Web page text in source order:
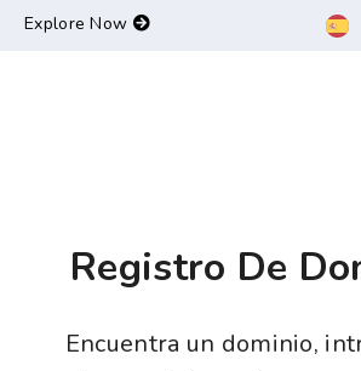
Explore Now
Registro De
Encuentra un dominio,